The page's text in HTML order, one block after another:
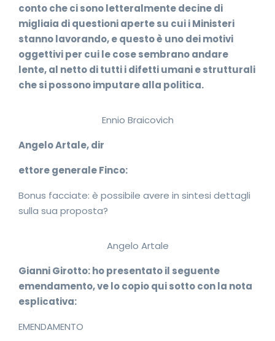
conto che ci sono letteralmente decine di
migliaia di questioni aperte su cui i Ministeri
stanno lavorando, e questo è uno dei motivi
oggettivi per cui le cose sembrano andare
lente, al netto di tutti i difetti umani e strutturali
che si possono imputare alla politica.
Ennio Braicovich
Angelo Artale, dir
ettore generale Finco:
Bonus facciate: è possibile avere in sintesi dettagli
sulla sua proposta?
Angelo Artale
Gianni Girotto: ho presentato il seguente
emendamento, ve lo copio qui sotto con la nota
esplicativa:
EMENDAMENTO